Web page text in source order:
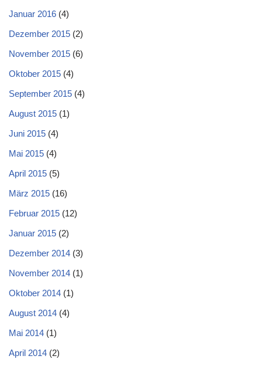
Januar 2016 (4)
Dezember 2015 (2)
November 2015 (6)
Oktober 2015 (4)
September 2015 (4)
August 2015 (1)
Juni 2015 (4)
Mai 2015 (4)
April 2015 (5)
März 2015 (16)
Februar 2015 (12)
Januar 2015 (2)
Dezember 2014 (3)
November 2014 (1)
Oktober 2014 (1)
August 2014 (4)
Mai 2014 (1)
April 2014 (2)